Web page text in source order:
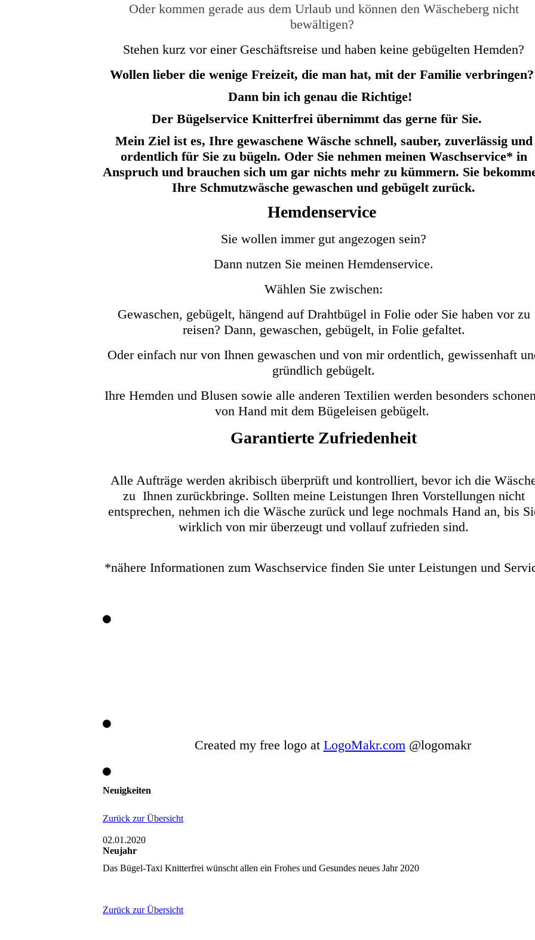
Oder kommen gerade aus dem Urlaub und können den Wäscheberg nicht
bewältigen?
Stehen kurz vor einer Geschäftsreise und haben keine gebügelten Hemden?
Wollen lieber die wenige Freizeit, die man hat, mit der Familie verbringen?
Dann bin ich genau die Richtige!
Der Bügelservice Knitterfrei übernimmt das gerne für Sie.
Mein Ziel ist es, Ihre gewaschene Wäsche schnell, sauber, zuverlässig und
ordentlich für Sie zu bügeln. Oder Sie nehmen meinen Waschservice* in
Anspruch und brauchen sich um gar nichts mehr zu kümmern. Sie
Ihre Schmutzwäsche gewaschen und gebügelt zurück.
Hemdenservice
Sie wollen immer gut angezogen sein?
Dann nutzen Sie meinen Hemdenservice.
Wählen Sie zwischen:
Gewaschen, gebügelt, hängend auf Drahtbügel in Folie oder Sie haben vor zu
reisen? Dann, gewaschen, gebügelt, in Folie gefaltet.
Oder einfach nur von Ihnen gewaschen und von mir ordentlich, gewissenhaft
gründlich gebügelt.
Ihre Hemden und Blusen sowie alle anderen Textilien werden besonders
von Hand mit dem Bügeleisen gebügelt.
Garantierte Zufriedenheit
Alle Aufträge werden akribisch überprüft und kontrolliert, bevor ich die
zu Ihnen zurückbringe. Sollten meine Leistungen Ihren Vorstellungen nicht
entsprechen, nehmen ich die Wäsche zurück und lege nochmals Hand an, bis
wirklich von mir überzeugt und vollauf zufrieden sind.
*nähere Informationen zum Waschservice finden Sie unter Leistungen und
Created my free logo at LogoMakr.com @logomakr
Neuigkeiten
Zurück zur Übersicht
02.01.2020
Neujahr
Das Bügel-Taxi Knitterfrei wünscht allen ein Frohes und Gesundes neues Jahr 2020
Zurück zur Übersicht